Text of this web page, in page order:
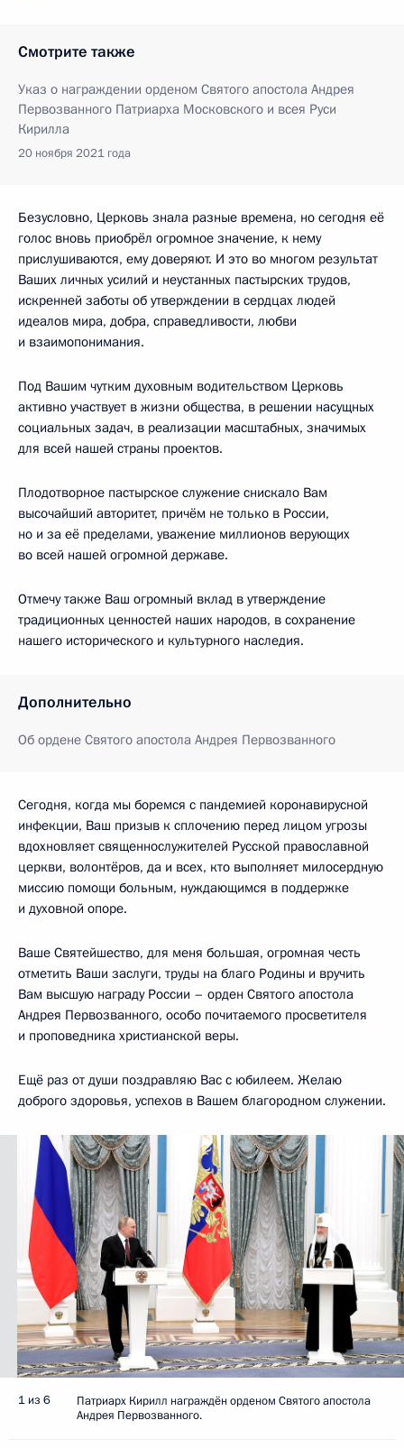
Смотрите также
Указ о награждении орденом Святого апостола Андрея
Первозванного Патриарха Московского и всея Руси
Кирилла
20 ноября 2021 года
Безусловно, Церковь знала разные времена, но сегодня её
голос вновь приобрёл огромное значение, к нему
прислушиваются, ему доверяют. И это во многом результат
Ваших личных усилий и неустанных пастырских трудов,
искренней заботы об утверждении в сердцах людей
идеалов мира, добра, справедливости, любви
и взаимопонимания.
Под Вашим чутким духовным водительством Церковь
активно участвует в жизни общества, в решении насущных
социальных задач, в реализации масштабных, значимых
для всей нашей страны проектов.
Плодотворное пастырское служение снискало Вам
высочайший авторитет, причём не только в России,
но и за её пределами, уважение миллионов верующих
во всей нашей огромной державе.
Отмечу также Ваш огромный вклад в утверждение
традиционных ценностей наших народов, в сохранение
нашего исторического и культурного наследия.
Дополнительно
Об ордене Святого апостола Андрея Первозванного
Сегодня, когда мы боремся с пандемией коронавирусной
инфекции, Ваш призыв к сплочению перед лицом угрозы
вдохновляет священнослужителей Русской православной
церкви, волонтёров, да и всех, кто выполняет милосердную
миссию помощи больным, нуждающимся в поддержке
и духовной опоре.
Ваше Святейшество, для меня большая, огромная честь
отметить Ваши заслуги, труды на благо Родины и вручить
Вам высшую награду России – орден Святого апостола
Андрея Первозванного, особо почитаемого просветителя
и проповедника христианской веры.
Ещё раз от души поздравляю Вас с юбилеем. Желаю
доброго здоровья, успехов в Вашем благородном служении.
1 из 6
Патриарх Кирилл награждён орденом Святого апостола
Андрея Первозванного.